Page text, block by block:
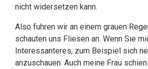
nicht widersetzen kann.
Also fuhren wir an einem grauen
schauten uns Fliesen an. Wenn Sie
Interessanteres, zum Beispiel sich
anzuschauen. Auch meine Frau